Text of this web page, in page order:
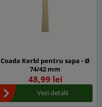
Coada Kerbl pentru sapa - Ø
74/42 mm
48,99 lei
Vezi detalii